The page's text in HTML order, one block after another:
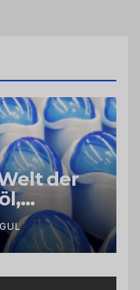
der
und
Anbietern